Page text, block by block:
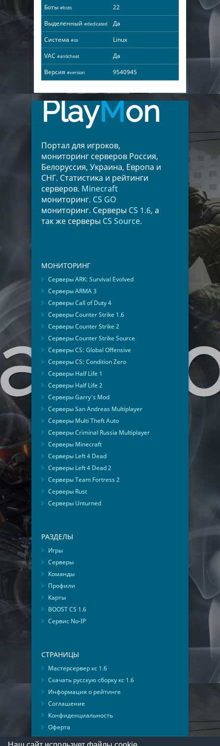
Боты #bots
22
Выделенный #dedicated
Да
Система #os
Linux
VAC #anticheat
Да
Версия #version 9540945
PlayMon
Портал для игроков,
мониторинг серверов Россия,
Белоруссия, Украина, Европа и
СНГ. Статистика и рейтинги
серверов. Minecraft
мониторинг. CS GO
мониторинг. Серверы CS 1.6, а
так же серверы CS Source.
МОНИТОРИНГ
Серверы ARK: Survival Evolved
Серверы ARMA 3
Серверы Call of Duty 4
Серверы Counter Strike 1.6
Серверы Counter Strike 2
Серверы Counter Strike Source
Серверы CS: Global Offensive
Серверы CS: Condition Zero
Серверы Half Life 1
Серверы Half Life 2
Серверы Garry's Mod
Серверы San Andreas Multiplayer
Серверы Multi Theft Auto
Серверы Criminal Russia Multiplayer
Серверы Minecraft
Серверы Left 4 Dead
Серверы Left 4 Dead 2
Серверы Team Fortress 2
Серверы Rust
Серверы Unturned
РАЗДЕЛЫ
Игры
Серверы
Команды
Профили
Карты
BOOST CS 1.6
Сервис No-IP
СТРАНИЦЫ
Мастерсервер кс 1.6
Скачать русскую сборку кс 1.6
Информация о рейтинге
Соглашение
Конфиденциальность
Оферта
Мониторинг ВКонтакте